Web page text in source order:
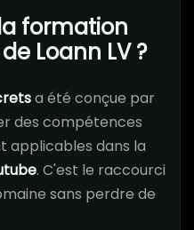
formation
Loann LV ?
a été conçue par
des compétences
dans la
. C'est le raccourci
sans perdre de